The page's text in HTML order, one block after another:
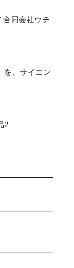
合同会社ウチ
を、サイエン
2